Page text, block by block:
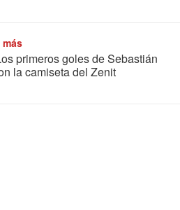
primeros goles de Sebastián
la camiseta del Zenit